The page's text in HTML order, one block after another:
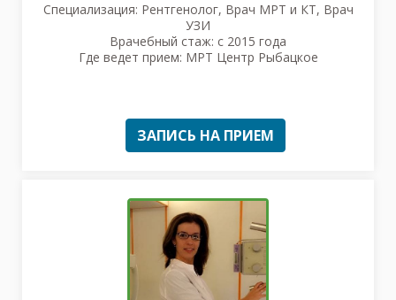
Специализация: Рентгенолог, Врач МРТ и КТ, Врач
УЗИ
Врачебный стаж: с 2015 года
Где ведет прием: МРТ Центр Рыбацкое
ЗАПИСЬ НА ПРИЕМ